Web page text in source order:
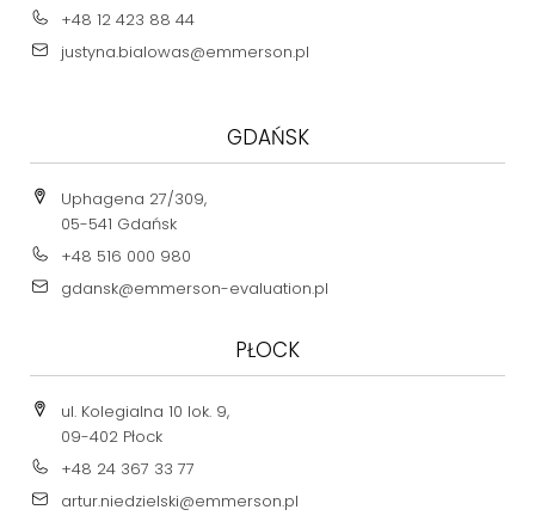
+48 12 423 88 44
justyna.bialowas@emmerson.pl
GDAŃSK
Uphagena 27/309,
05-541 Gdańsk
+48 516 000 980
gdansk@emmerson-evaluation.pl
PŁOCK
ul. Kolegialna 10 lok. 9,
09-402 Płock
+48 24 367 33 77
artur.niedzielski@emmerson.pl